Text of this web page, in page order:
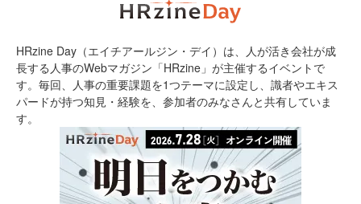
HRzine Day（エイチアールジン・デイ）は、人が活き会社が成
長する人事のWebマガジン「HRzine」が主催するイベントで
す。毎回、人事の重要課題を1つテーマに設定し、識者やエキス
パードが持つ知見・経験を、参加者のみなさんと共有していま
す。